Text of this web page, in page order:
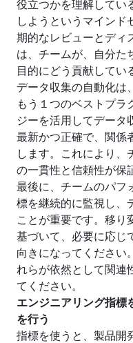
しようというマイン
期的なレビューとディ
は、チームが、自分た
目的にどう貢献してい
データ収集の自動化は
もう１つのベストプラ
ジーを活用してデータ
最新かつ正確で、関係
します。これにより、
の一貫性と信頼性が保
最後に、チームのパフ
標を継続的に監視し、
ことが重要です。移り
基づいて、必要に応じ
向きになってください
れらが依然として関連
てください。
エンジニアリング指標
を行う
指標を使うと、製品開